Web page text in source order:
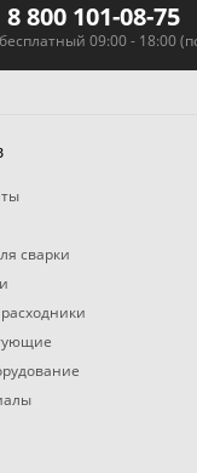
8 800 101-08-75
09:00 - 18:00
сварки